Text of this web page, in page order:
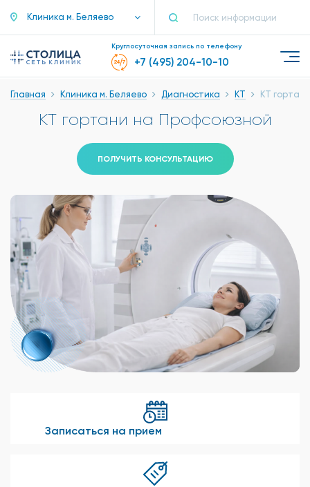
Клиника м. Беляево
Круглосуточная запись по телефону
+7 (495) 204-10-10
Главная Клиника м. Беляево Диагностика КТ КТ гортани
КТ гортани на Профсоюзной
ПОЛУЧИТЬ КОНСУЛЬТАЦИЮ
Записаться на прием